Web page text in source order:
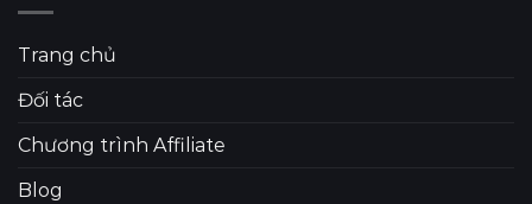
Trang chủ
Đối tác
Chương trình Affiliate
Blog